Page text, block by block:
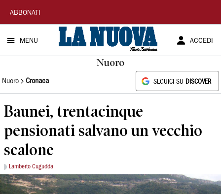
La
Nuova
Sardegna
ABBONATI
MENU ACCEDI
Nuoro
Nuoro Cronaca SEGUICI SU DISCOVER
Baunei, trentacinque
pensionati salvano un vecchio
scalone
Lamberto Cugudda